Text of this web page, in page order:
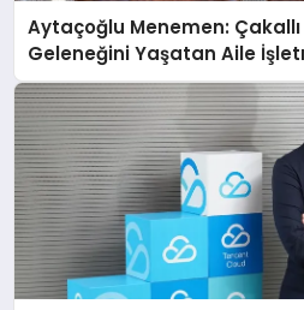
Aytaçoğlu Menemen:
Geleneğini Yaşatan Aile